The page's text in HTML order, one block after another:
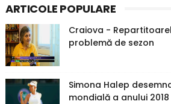
ARTICOLE POPULARE
Craiova -
problemă de sezon
Simona Halep
mondială a anului